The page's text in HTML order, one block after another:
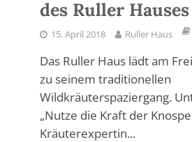
des Ruller Hauses
15. April 2018 Ruller Haus
Das Ruller Haus lädt am
zu seinem traditionellen
Wildkräuterspaziergang.
„Nutze die Kraft der
Kräuterexpertin...